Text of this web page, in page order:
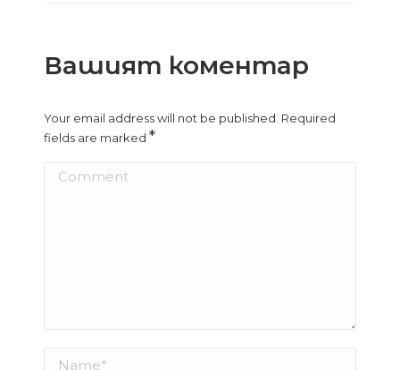
Вашият коментар
Your email address will not be published. Required
fields are marked*
Comment
Name *